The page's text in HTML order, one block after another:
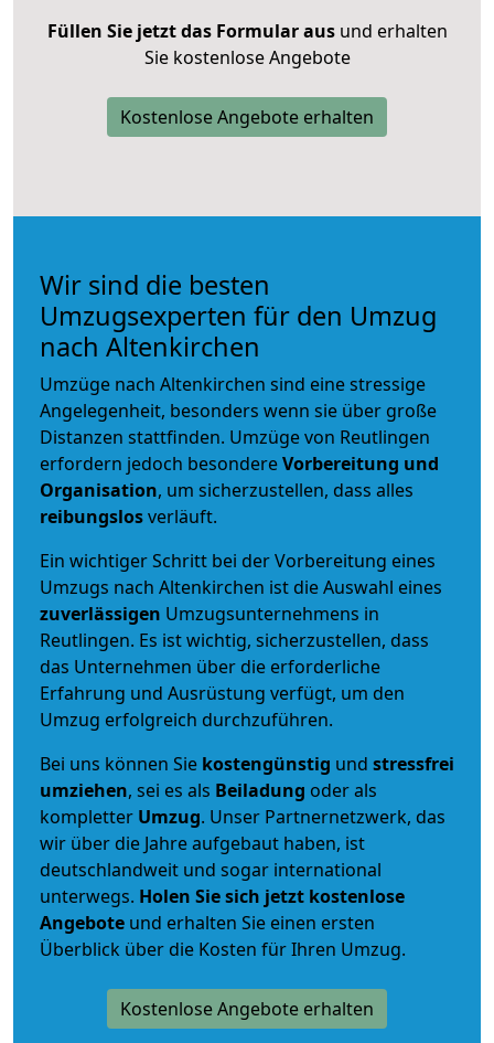
Füllen Sie jetzt das Formular ausund erhalten
Sie kostenlose Angebote
Kostenlose Angebote erhalten
Wir sind die besten
Umzugsexperten für den Umzug
nach Altenkirchen
Umzüge nach Altenkirchen sind eine stressige
Angelegenheit, besonders wenn sie über große
Distanzen stattfinden. Umzüge von Reutlingen
erfordern jedoch besondereVorbereitung und
Organisation, um sicherzustellen, dass alles
reibungslosverläuft.
Ein wichtiger Schritt bei der Vorbereitung eines
Umzugs nach Altenkirchen ist die Auswahl eines
zuverlässigen Umzugsunternehmens in
Reutlingen. Es ist wichtig, sicherzustellen, dass
das Unternehmen über die erforderliche
Erfahrung und Ausrüstung verfügt, um den
Umzug erfolgreich durchzuführen.
Bei uns können Sie kostengünstig und stressfrei
umziehen, sei es als Beiladung oder als
kompletter Umzug. Unser Partnernetzwerk, das
wir über die Jahre aufgebaut haben, ist
deutschlandweit und sogar international
unterwegs. Holen Sie sich jetzt kostenlose
Angebote und erhalten Sie einen ersten
Überblick über die Kosten für Ihren Umzug.
Kostenlose Angebote erhalten